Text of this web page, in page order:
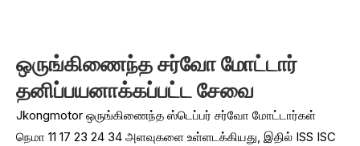
ஒருங்கிணைந்த சர்வோ மோட்டார்
தனிப்பயனாக்கப்பட்ட சேவை
Jkongmotor ஒருங்கிணைந்த ஸ்டெப்பர் சர்வோ மோட்டார்கள்
நெமா 11 17 23 24 34 அளவுகளை உள்ளடக்கியது, இதில் ISS ISC